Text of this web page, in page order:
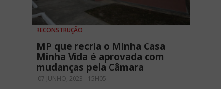
RECONSTRUÇÃO
MP que recria o Minha Casa
Minha Vida é aprovada com
mudanças pela Câmara
07 JUNHO, 2023 - 15H05